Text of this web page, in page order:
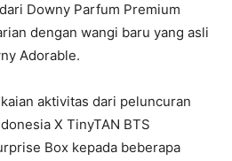
Downy Parfum Premium
dengan wangi baru yang asli
Adorable.
aktivitas dari peluncuran
X TinyTAN BTS
Box kepada beberapa